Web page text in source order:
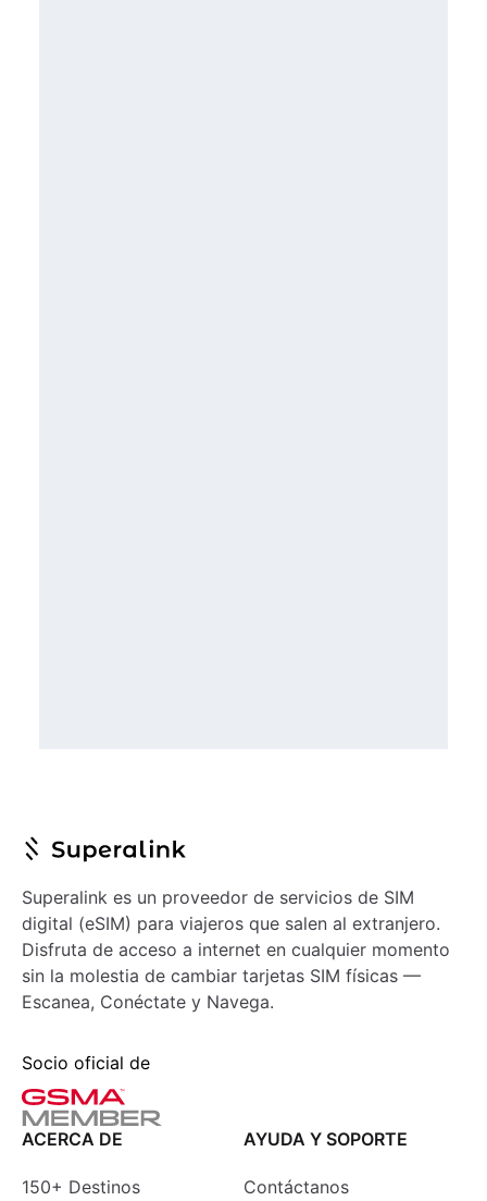
Superalink es un proveedor de servicios de SIM
digital (eSIM) para viajeros que salen al extranjero.
Disfruta de acceso a internet en cualquier momento
sin la molestia de cambiar tarjetas SIM físicas —
Escanea, Conéctate y Navega.
Socio oficial de
ACERCA DE
150+ Destinos
AYUDA Y SOPORTE
Contáctanos